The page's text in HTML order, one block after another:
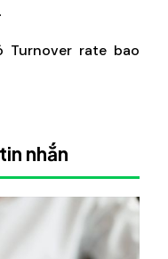
Turnover rate bao
nhắn